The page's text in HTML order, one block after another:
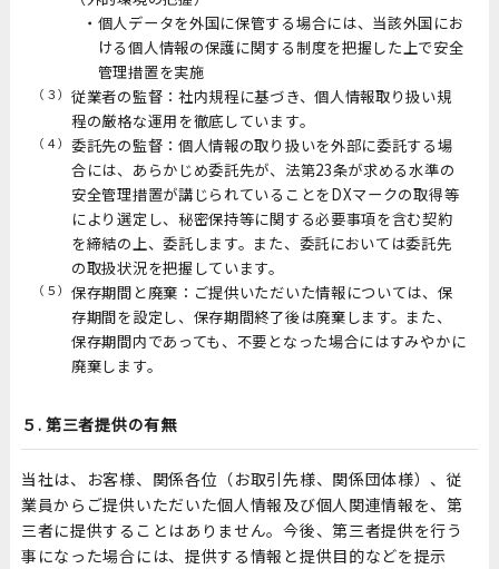
個人データを外国に保管する場合には、当該外国にお
ける個人情報の保護に関する制度を把握した上で安全
管理措置を実施
（３）従業者の監督：社内規程に基づき、個人情報取り扱い規
程の厳格な運用を徹底しています。
（４）委託先の監督：個人情報の取り扱いを外部に委託する場
合には、あらかじめ委託先が、法第23条が求める水準の
安全管理措置が講じられていることをDXマークの取得等
により選定し、秘密保持等に関する必要事項を含む契約
を締結の上、委託します。また、委託においては委託先
の取扱状況を把握しています。
（５）保存期間と廃棄：ご提供いただいた情報については、保
存期間を設定し、保存期間終了後は廃棄します。また、
保存期間内であっても、不要となった場合にはすみやかに
廃棄します。
５. 第三者提供の有無
当社は、お客様、関係各位（お取引先様、関係団体様）、従
業員からご提供いただいた個人情報及び個人関連情報を、第
三者に提供することはありません。今後、第三者提供を行う
事になった場合には、提供する情報と提供目的などを提示